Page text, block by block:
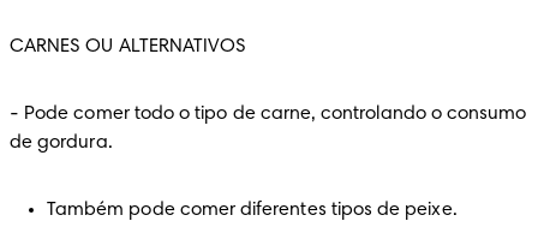
CARNES OU ALTERNATIVOS
- Pode comer todo o tipo de carne, controlando o consumo
de gordura.
Também pode comer diferentes tipos de peixe.